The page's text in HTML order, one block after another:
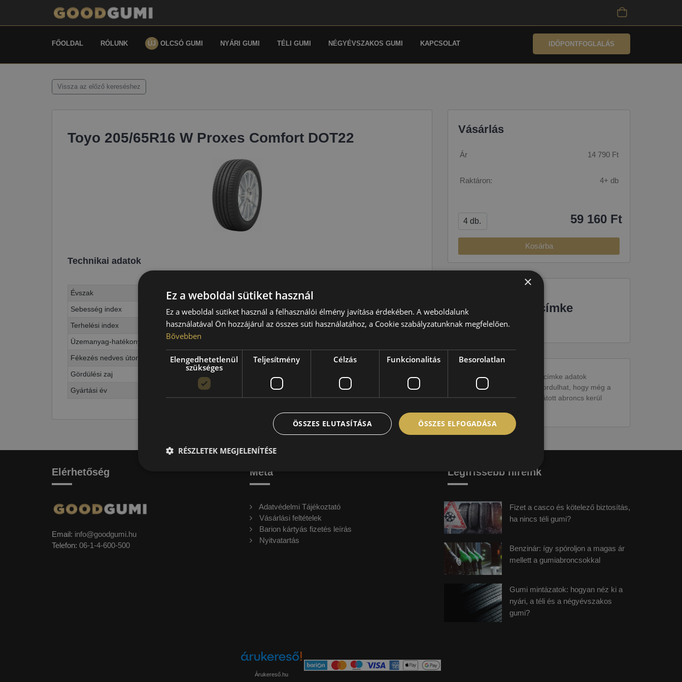
FŐOLDAL RÓLUNK ÚJ OLCSÓ GUMI NYÁRI GUMI TÉLI GUMI NÉGYÉVSZAKOS GUMI KAPCSOLAT IDŐPONTFOGLALÁS
Vissza az előző kereséshez
Toyo 205/65R16 W Proxes Comfort DOT22
Technikai adatok
Évszak
Nyári
Sebesség index
W=270 km/h
Terhelési index
95=690kg
Üzemanyag-hatékonyság
Fékezés nedves úton
Gördülési zaj
Gyártási év
Vásárlás
Ár 14 790 Ft
Raktáron: 4+ db
59 160 Ft
Kosárba
EU-s abroncscímke
Figyelem a feltüntetett címke adatok
tájékoztató jellegűek. Előfordulhat, hogy még a
korábbi EU-s címkével ellátott abroncs kerül
Elérhetőség
Email: info@goodgumi.hu
Telefon: 06-1-4-600-500
Meta
Adatvédelmi Tájékoztató
Vásárlási feltételek
Barion kártyás fizetés leírás
Nyitvatartás
Legfrissebb híreink
Fizet a casco és kötelező biztosítás,
ha nincs téli gumi?
Benzinár: így spóroljon a magas ár
mellett a gumiabroncsokkal
Gumi mintázatok: hogyan néz ki a
nyári, a téli és a négyévszakos
gumi?
Árukereső.hu
×
Ez a weboldal sütiket használ
Ez a weboldal sütiket használ a felhasználói élmény javítása érdekében. A weboldalunk
használatával Ön hozzájárul az összes süti használatához, a Cookie szabályzatunknak megfelelően.
Bővebben
Elengedhetetlenül
szükséges
Teljesítmény Célzás Funkcionalitás Besorolatlan
ÖSSZES ELFOGADÁSA
ÖSSZES ELUTASÍTÁSA
RÉSZLETEK MEGJELENÍTÉSE